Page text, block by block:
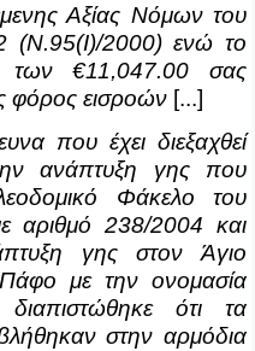
Αξίας Νόμων του
(Ν.95(I)/2000) ενώ το
των €11,047.00 σας
φόρος εισροών [...]
που έχει διεξαχθεί
ανάπτυξη γης που
Φάκελο του
αριθμό 238/2004 και
γης στον Άγιο
με την ονομασία
διαπιστώθηκε ότι τα
στην αρμόδια